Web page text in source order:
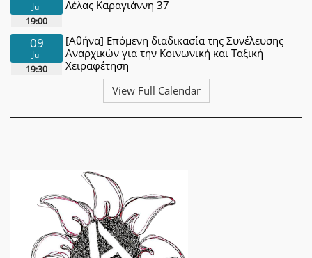
Jul
19:00
Λέλας Καραγιάννη 37
09
Jul
19:30
[Αθήνα] Επόμενη διαδικασία της Συνέλευσης
Αναρχικών για την Κοινωνική και Ταξική
Χειραφέτηση
View Full Calendar